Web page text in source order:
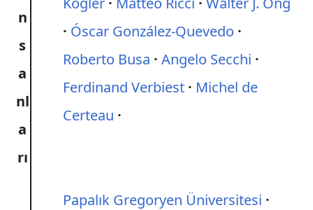
n
s
a
nl
a
rı
Óscar González-Quevedo
Roberto Busa
Angelo Secchi
Ferdinand Verbiest
Michel de
Certeau
Papalık Gregoryen Üniversitesi